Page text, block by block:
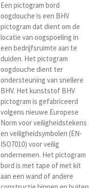
Een pictogram bord
oogdouche is een BHV
pictogram dat dient om de
locatie van oogspoeling in
een bedrijfsruimte aan te
duiden. Het pictogram
oogdouche dient ter
ondersteuning van snellere
BHV. Het kunststof BHV
pictogram is gefabriceerd
volgens nieuwe Europese
Norm voor veiligheidstekens
en veiligheidsymbolen (EN-
ISO7010) voor veilig
ondernemen. Het pictogram
bord is met tape of met kit
aan een wand of andere